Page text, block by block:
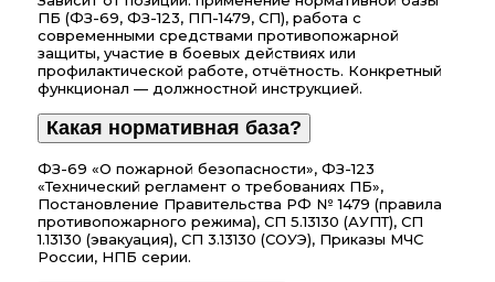
ПБ (ФЗ-69, ФЗ-123, ПП-1479, СП), работа с
современными средствами противопожарной
защиты, участие в боевых действиях или
профилактической работе, отчётность. Конкретный
функционал — должностной инструкцией.
Какая нормативная база?
ФЗ-69 «О пожарной безопасности», ФЗ-123
«Технический регламент о требованиях ПБ»,
Постановление Правительства РФ № 1479 (правила
противопожарного режима), СП 5.13130 (АУПТ), СП
1.13130 (эвакуация), СП 3.13130 (СОУЭ), Приказы МЧС
России, НПБ серии.